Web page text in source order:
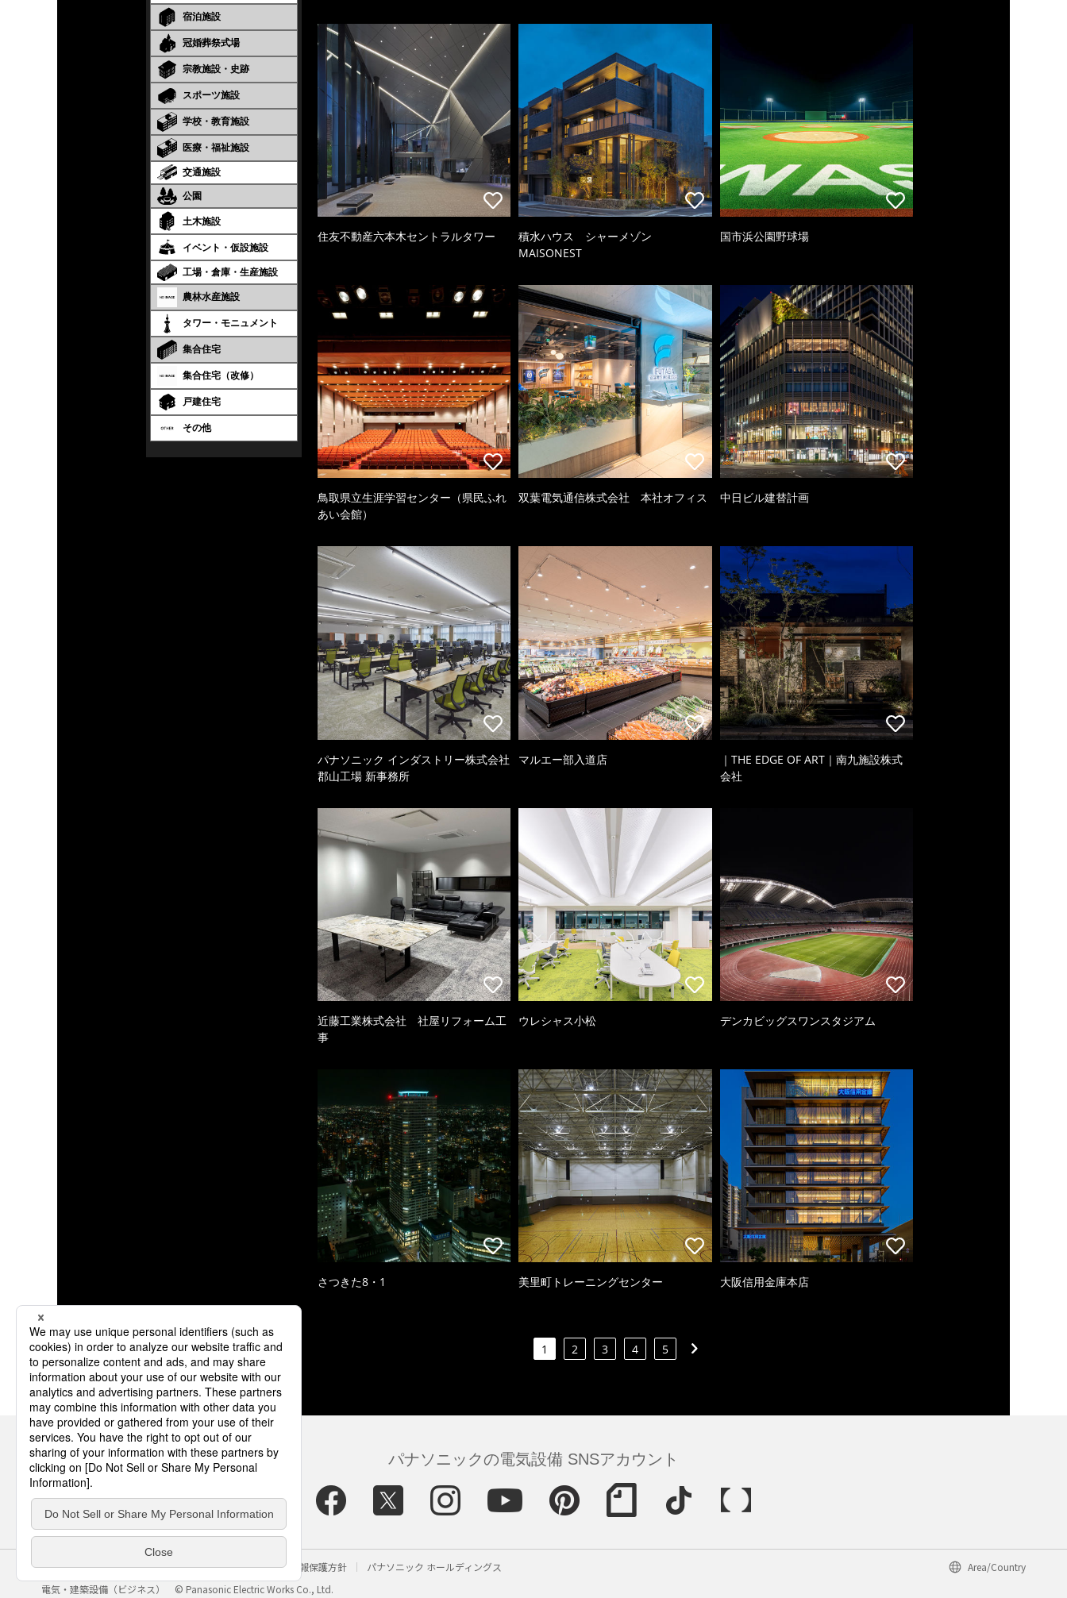
宿泊施設
冠婚葬祭式場
宗教施設・史跡
スポーツ施設
学校・教育施設
医療・福祉施設
交通施設
公園
土木施設
イベント・仮設施設
工場・倉庫・生産施設
農林水産施設
タワー・モニュメント
集合住宅
集合住宅（改修）
戸建住宅
その他
住友不動産六本木セントラルタワー
積水ハウス シャーメゾン
MAISONEST
国市浜公園野球場
鳥取県立生涯学習センター（県民ふれ
あい会館）
双葉電気通信株式会社 本社オフィス 中日ビル建替計画
パナソニック インダストリー株式会社
郡山工場 新事務所
マルエー部入道店
｜THE EDGE OF ART｜南九施設株式
会社
近藤工業株式会社 社屋リフォーム工
事
ウレシャス小松 デンカビッグスワンスタジアム
さつきた8・1 美里町トレーニングセンター 大阪信用金庫本店
1 2 3 4 5
パナソニックの電気設備 SNSアカウント
サイトのご利用にあたって クッキーポリシー 個人情報保護方針 パナソニック ホールディングス
Area/Country
電気・建築設備（ビジネス）
© Panasonic Electric Works Co., Ltd.